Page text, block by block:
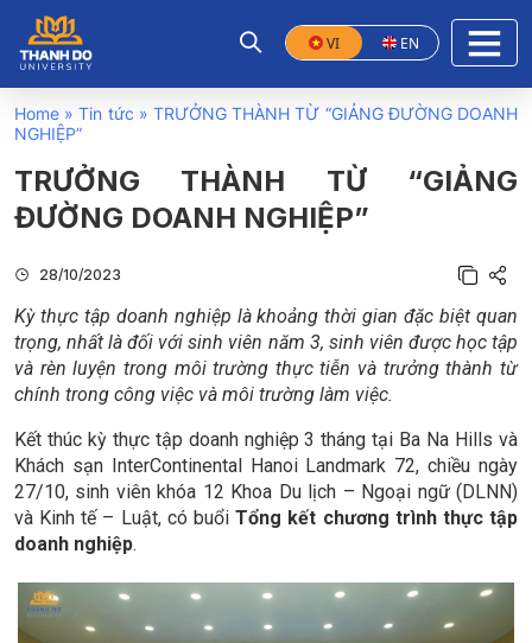
VI EN
Home »Tin tức »TRƯỞNG THÀNH TỪ “GIẢNG ĐƯỜNG DOANH
NGHIỆP”
TRƯỞNG THÀNH TỪ “GIẢNG
ĐƯỜNG DOANH NGHIỆP”
28/10/2023
Kỳ thực tập doanh nghiệp là khoảng thời gian đặc biệt quan
trọng, nhất là đối với sinh viên năm 3, sinh viên được học tập
và rèn luyện trong môi trường thực tiễn và trưởng thành từ
chính trong công việc và môi trường làm việc.
Kết thúc kỳ thực tập doanh nghiệp 3 tháng tại Ba Na Hills và
Khách sạn
InterContinental Hanoi Landmark 72, chiều ngày
27/10, sinh viên khóa 12 Khoa Du lịch – Ngoại ngữ (DLNN)
và Kinh tế – Luật, có buổiTổng kết chương trình thực tập
doanh nghiệp.